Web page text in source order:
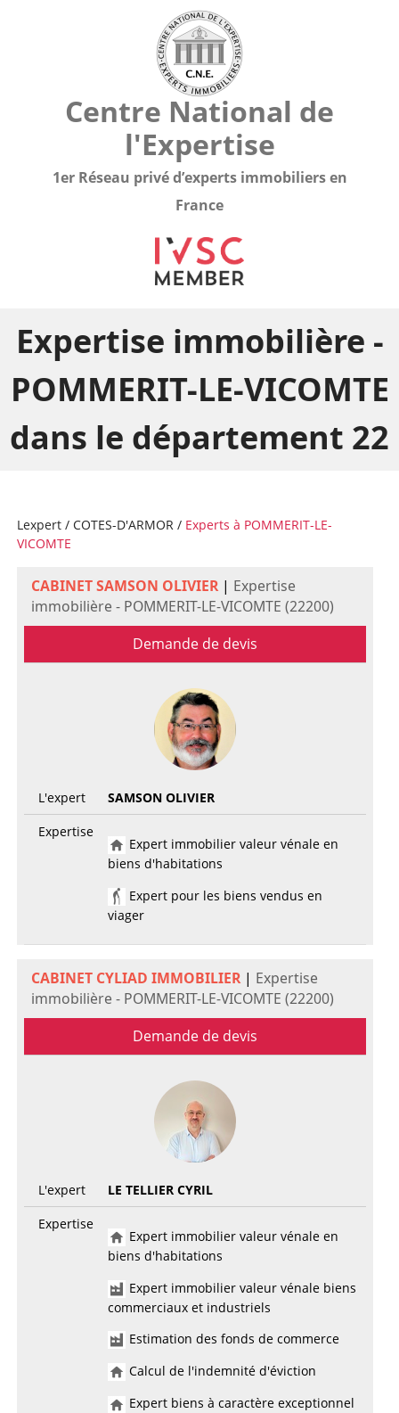
Centre National de
l'Expertise
1er Réseau privé d’experts immobiliers en
France
Expertise immobilière -
POMMERIT-LE-VICOMTE
dans le département 22
Lexpert/ COTES-D'ARMOR/ Experts à POMMERIT-LE-
VICOMTE
CABINET SAMSON OLIVIER| Expertise
immobilière - POMMERIT-LE-VICOMTE (22200)
Demande de devis
L'expert
SAMSON OLIVIER
Expertise
Expert immobilier valeur vénale en
biens d'habitations
Expert pour les biens vendus en
viager
CABINET CYLIAD IMMOBILIER| Expertise
immobilière - POMMERIT-LE-VICOMTE (22200)
Demande de devis
L'expert
LE TELLIER CYRIL
Expertise
Expert immobilier valeur vénale en
biens d'habitations
Expert immobilier valeur vénale biens
commerciaux et industriels
Estimation des fonds de commerce
Calcul de l'indemnité d'éviction
Expert biens à caractère exceptionnel